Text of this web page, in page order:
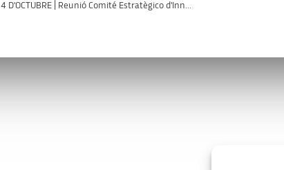
4 D'OCTUBRE | Reunió Comité Estratègico d'Inn...